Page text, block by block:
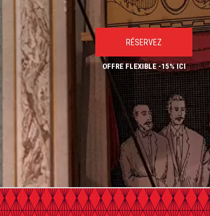
RÉSERVEZ
OFFRE FLEXIBLE -15% ICI